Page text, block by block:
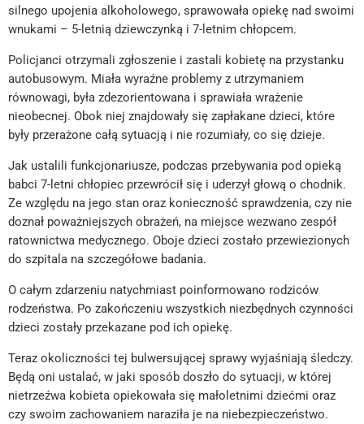
silnego upojenia alkoholowego, sprawowała opiekę nad swoimi
wnukami – 5-letnią dziewczynką i 7-letnim chłopcem.
Policjanci otrzymali zgłoszenie i zastali kobietę na przystanku
autobusowym. Miała wyraźne problemy z utrzymaniem
równowagi, była zdezorientowana i sprawiała wrażenie
nieobecnej. Obok niej znajdowały się zapłakane dzieci, które
były przerażone całą sytuacją i nie rozumiały, co się dzieje.
Jak ustalili funkcjonariusze, podczas przebywania pod opieką
babci 7-letni chłopiec przewrócił się i uderzył głową o chodnik.
Ze względu na jego stan oraz konieczność sprawdzenia, czy nie
doznał poważniejszych obrażeń, na miejsce wezwano zespół
ratownictwa medycznego. Oboje dzieci zostało przewiezionych
do szpitala na szczegółowe badania.
O całym zdarzeniu natychmiast poinformowano rodziców
rodzeństwa. Po zakończeniu wszystkich niezbędnych czynności
dzieci zostały przekazane pod ich opiekę.
Teraz okoliczności tej bulwersującej sprawy wyjaśniają śledczy.
Będą oni ustalać, w jaki sposób doszło do sytuacji, w której
nietrzeźwa kobieta opiekowała się małoletnimi dziećmi oraz
czy swoim zachowaniem naraziła je na niebezpieczeństwo.